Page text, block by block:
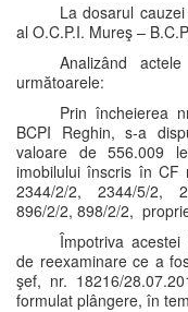
La dosarul
al O.C.P.I. Mureş –
Analizând
următoarele:
Prin încheierea
BCPI Reghin, s-a
valoare de 556.009
imobilului înscris în CF
2344/2/2, 2344/5/2,
896/2/2, 898/2/2,
Împotriva
de reexaminare ce a
şef, nr. 18216/
formulat plângere, în